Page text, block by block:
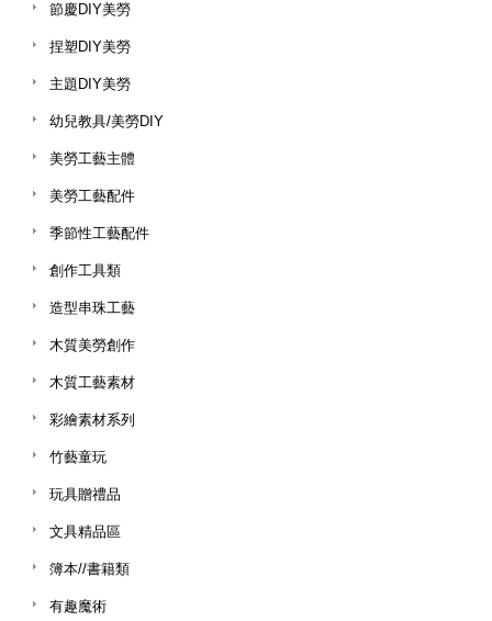
節慶DIY美勞
捏塑DIY美勞
主題DIY美勞
幼兒教具/美勞DIY
美勞工藝主體
美勞工藝配件
季節性工藝配件
創作工具類
造型串珠工藝
木質美勞創作
木質工藝素材
彩繪素材系列
竹藝童玩
玩具贈禮品
文具精品區
簿本//書籍類
有趣魔術